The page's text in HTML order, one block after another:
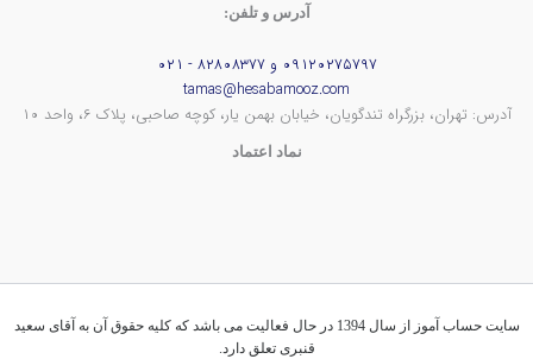
آدرس و تلفن:
۰۹۱۲۰۲۷۵۷۹۷ و ۸۲۸۰۸۳۷۷ - ۰۲۱
tamas@hesabamooz.com
آدرس: تهران، بزرگراه تندگویان، خیابان بهمن یار، کوچه صاحبی، پلاک ۶، واحد ۱۰
نماد اعتماد
سایت حساب آموز از سال 1394 در حال فعالیت می باشد که کلیه حقوق آن به آقای سعید
قنبری تعلق دارد.